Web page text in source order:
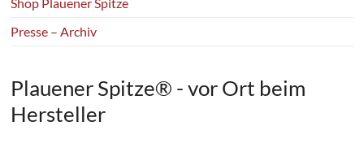
Presse – Archiv
Plauener Spitze® - vor Ort beim
Hersteller